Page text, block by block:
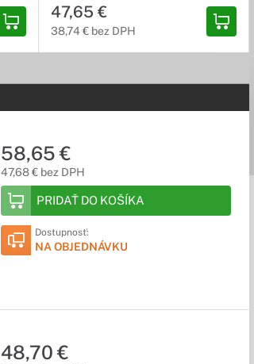
47,65 €
38,74 € bez DPH
58,65 €
47,68 € bez DPH
PRIDAŤ DO KOŠÍKA
Dostupnosť:
NA OBJEDNÁVKU
48,70 €